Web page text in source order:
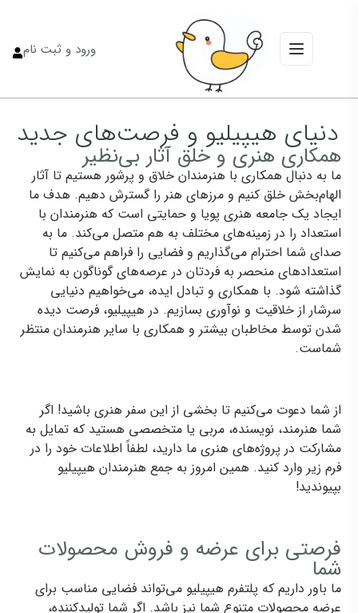
ورود و ثبت نام
دنیای هیپیلیو و فرصت‌های جدید
همکاری هنری و خلق آثار بی‌نظیر
ما به دنبال همکاری با هنرمندان خلاق و پرشور هستیم تا آثار
الهام‌بخش خلق کنیم و مرزهای هنر را گسترش دهیم. هدف ما
ایجاد یک جامعه هنری پویا و حمایتی است که هنرمندان با
استعداد را در زمینه‌های مختلف به هم متصل می‌کند. ما به
صدای شما احترام می‌گذاریم و فضایی را فراهم می‌کنیم تا
استعدادهای منحصر به فردتان در عرصه‌های گوناگون به نمایش
گذاشته شود. با همکاری و تبادل ایده، می‌خواهیم دنیایی
سرشار از خلاقیت و نوآوری بسازیم. در هیپیلیو، فرصت دیده
شدن توسط مخاطبان بیشتر و همکاری با سایر هنرمندان منتظر
شماست.
از شما دعوت می‌کنیم تا بخشی از این سفر هنری باشید! اگر
شما هنرمند، نویسنده، مربی یا متخصصی هستید که تمایل به
مشارکت در پروژه‌های هنری ما دارید، لطفاً اطلاعات خود را در
فرم زیر وارد کنید. همین امروز به جمع هنرمندان هیپیلیو
بپیوندید!
فرصتی برای عرضه و فروش محصولات
شما
ما باور داریم که پلتفرم هیپیلیو می‌تواند فضایی مناسب برای
عرضه محصولات متنوع شما نیز باشد. اگر شما تولیدکننده،